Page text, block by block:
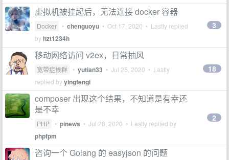
虚拟机被挂起后，无法连接 docker 容器
Docker • chenguoyu • Oct 17, 2020 • Lastly replied
byhzt1234h
3
移动网络访问 v2ex，日常抽风
宽带症候群 • yutian33 • Jul 25, 2020 • Lastly
replied byyingfengi
18
composer 出现这个结果，不知道是有幸还
是不幸
PHP • pinews • Jul 28, 2020 • Lastly replied by
phpfpm
2
咨询一个 Golang 的 easyjson 的问题